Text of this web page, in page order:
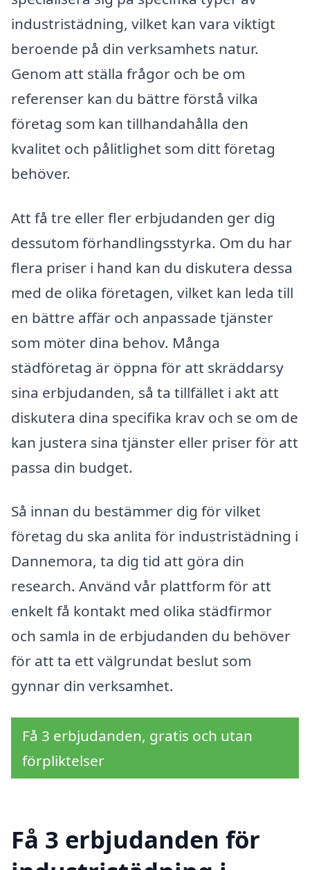
industristädning, vilket kan vara viktigt
beroende på din verksamhets natur.
Genom att ställa frågor och be om
referenser kan du bättre förstå vilka
företag som kan tillhandahålla den
kvalitet och pålitlighet som ditt företag
behöver.
Att få tre eller fler erbjudanden ger dig
dessutom förhandlingsstyrka. Om du har
flera priser i hand kan du diskutera dessa
med de olika företagen, vilket kan leda till
en bättre affär och anpassade tjänster
som möter dina behov. Många
städföretag är öppna för att skräddarsy
sina erbjudanden, så ta tillfället i akt att
diskutera dina specifika krav och se om de
kan justera sina tjänster eller priser för att
passa din budget.
Så innan du bestämmer dig för vilket
företag du ska anlita för industristädning i
Dannemora, ta dig tid att göra din
research. Använd vår plattform för att
enkelt få kontakt med olika städfirmor
och samla in de erbjudanden du behöver
för att ta ett välgrundat beslut som
gynnar din verksamhet.
Få 3 erbjudanden, gratis och utan
förpliktelser
Få 3 erbjudanden för